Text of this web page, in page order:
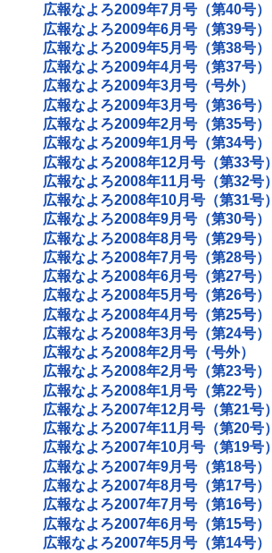
広報なよろ2009年7月号（第40号）
広報なよろ2009年6月号（第39号）
広報なよろ2009年5月号（第38号）
広報なよろ2009年4月号（第37号）
広報なよろ2009年3月号（号外）
広報なよろ2009年3月号（第36号）
広報なよろ2009年2月号（第35号）
広報なよろ2009年1月号（第34号）
広報なよろ2008年12月号（第33号）
広報なよろ2008年11月号（第32号）
広報なよろ2008年10月号（第31号）
広報なよろ2008年9月号（第30号）
広報なよろ2008年8月号（第29号）
広報なよろ2008年7月号（第28号）
広報なよろ2008年6月号（第27号）
広報なよろ2008年5月号（第26号）
広報なよろ2008年4月号（第25号）
広報なよろ2008年3月号（第24号）
広報なよろ2008年2月号（号外）
広報なよろ2008年2月号（第23号）
広報なよろ2008年1月号（第22号）
広報なよろ2007年12月号（第21号）
広報なよろ2007年11月号（第20号）
広報なよろ2007年10月号（第19号）
広報なよろ2007年9月号（第18号）
広報なよろ2007年8月号（第17号）
広報なよろ2007年7月号（第16号）
広報なよろ2007年6月号（第15号）
広報なよろ2007年5月号（第14号）